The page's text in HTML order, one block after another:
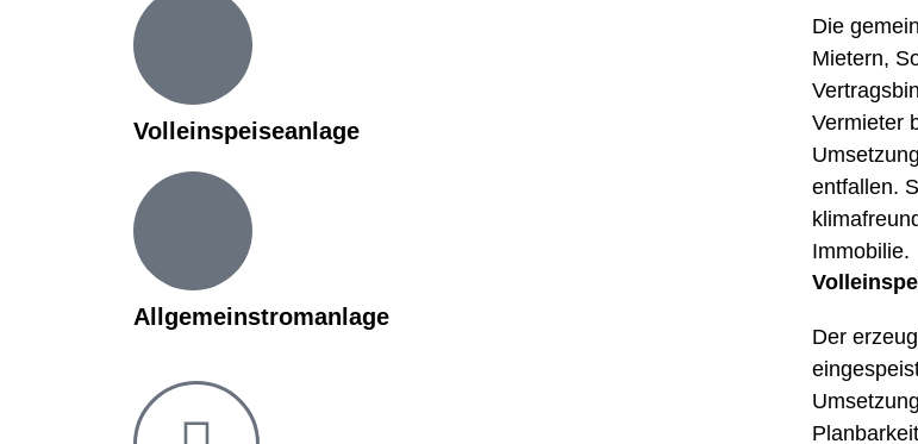
Volleinspeiseanlage
Allgemeinstromanlage
Die
Mietern,
Vermieter
entfallen.
Immobilie.
Der